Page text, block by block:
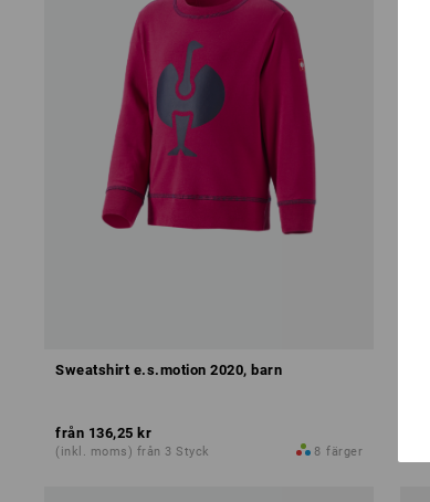
Sweatshirt e.s.motion 2020, barn
från 136,25 kr
(inkl. moms) från 3 Styck 8 färger